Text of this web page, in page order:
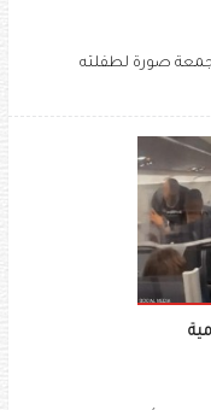
صورة لطفلته